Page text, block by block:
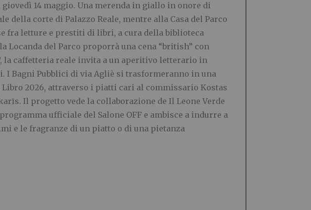
14 maggio. Una merenda in giallo in onore di
della corte di Palazzo Reale, mentre alla Casa del Parco
fra letture e prestiti di libri, a cura della biblioteca
Locanda del Parco proporrà una cena “british” con
la caffetteria reale invita a un aperitivo letterario in
I Bagni Pubblici di via Agliè si trasformeranno in una
Libro 2026, attraverso i piatti cari al commissario Kostas
Il progetto vede la collaborazione de Il Leone Verde
ufficiale del Salone OFF e ambisce a indurre a
e le fragranze di un piatto o di una pietanza